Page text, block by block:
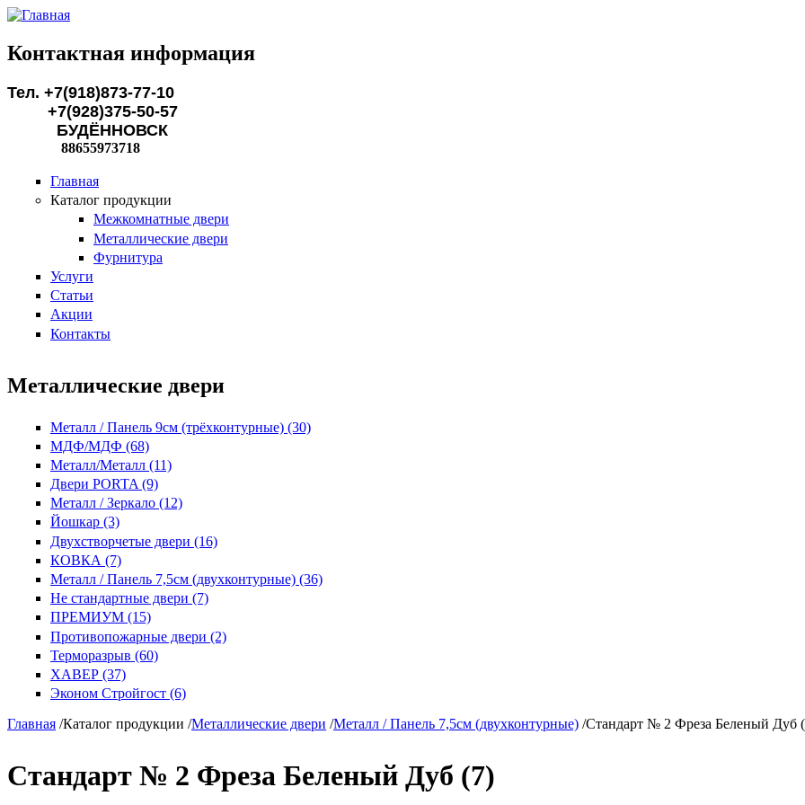
Перейти к основному содержанию
Контактная информация
Тел. +7(918)873-77-10
+7(928)375-50-57
БУДЁННОВСК
88655973718
Главная
Каталог продукции
Межкомнатные двери
Металлические двери
Фурнитура
Услуги
Статьи
Акции
Контакты
Металлические двери
Металл / Панель 9см (трёхконтурные) (30)
МДФ/МДФ (68)
Металл/Металл (11)
Двери PORTA (9)
Металл / Зеркало (12)
Йошкар (3)
Двухстворчетые двери (16)
КОВКА (7)
Металл / Панель 7,5см (двухконтурные) (36)
Не стандартные двери (7)
ПРЕМИУМ (15)
Противопожарные двери (2)
Терморазрыв (60)
ХАВЕР (37)
Эконом Стройгост (6)
Главная /Каталог продукции /Металлические двери /Металл / Панель 7,5см (двухконтурные) /Стандарт № 2 Фреза Беленый Дуб
Стандарт № 2 Фреза Беленый Дуб (7)